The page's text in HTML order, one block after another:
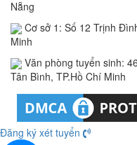
Nẵng
Cơ sở 1: Số 12 Trịnh
Minh
Văn phòng tuyển sinh:
Tân Bình, TP.Hồ Chí Minh
Đăng ký xét tuyển